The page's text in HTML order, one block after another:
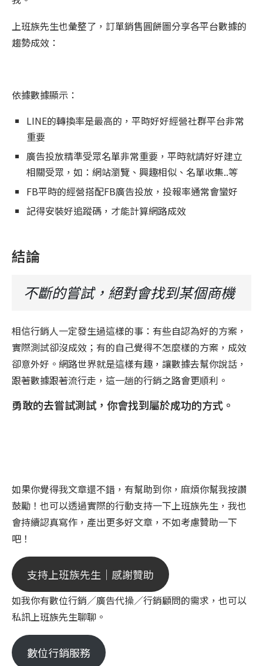
上班族先生也彙整了，訂單銷售圓餅圖分享各平台數據的
趨勢成效：
依據數據顯示：
LINE的轉換率是最高的，平時好好經營社群平台非常
重要
廣告投放精準受眾名單非常重要，平時就請好好建立
相關受眾，如：網站瀏覽、興趣相似、名單收集..等
FB平時的經營搭配FB廣告投放，投報率通常會蠻好
記得安裝好追蹤碼，才能計算網路成效
結論
不斷的嘗試，絕對會找到某個商機
相信行銷人一定發生過這樣的事：有些自認為好的方案，
實際測試卻沒成效；有的自己覺得不怎麼樣的方案，成效
卻意外好。網路世界就是這樣有趣，讓數據去幫你說話，
跟著數據跟著流行走，這一趟的行銷之路會更順利。
勇敢的去嘗試測試，你會找到屬於成功的方式。
如果你覺得我文章還不錯，有幫助到你，麻煩你幫我按讚
鼓勵！也可以透過實際的行動支持一下上班族先生，我也
會持續認真寫作，產出更多好文章，不如考慮贊助一下
吧！
支持上班族先生｜感謝贊助
如我你有數位行銷／廣告代操／行銷顧問的需求，也可以
私訊上班族先生聊聊。
數位行銷服務